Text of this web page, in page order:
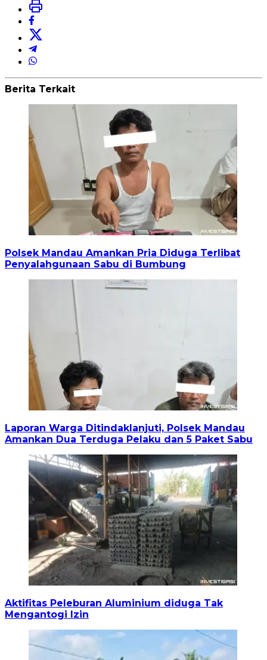
Berita Terkait
Polsek Mandau Amankan Pria Diduga Terlibat
Penyalahgunaan Sabu di Bumbung
Laporan Warga Ditindaklanjuti, Polsek Mandau
Amankan Dua Terduga Pelaku dan 5 Paket Sabu
Aktifitas Peleburan Aluminium diduga Tak
Mengantogi Izin